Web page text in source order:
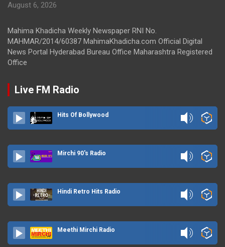
August 6, 2026
Mahima Khadicha Weekly Newspaper RNI No.
MAHMAR/2014/60387 MahimaKhadicha.com Official Digital
News Portal Hyderabad Bureau Office Maharashtra Registered
Office
Live FM Radio
Hits Of Bollywood
Mirchi 90's Radio
Hindi Retro Hits Radio
Meethi Mirchi Radio